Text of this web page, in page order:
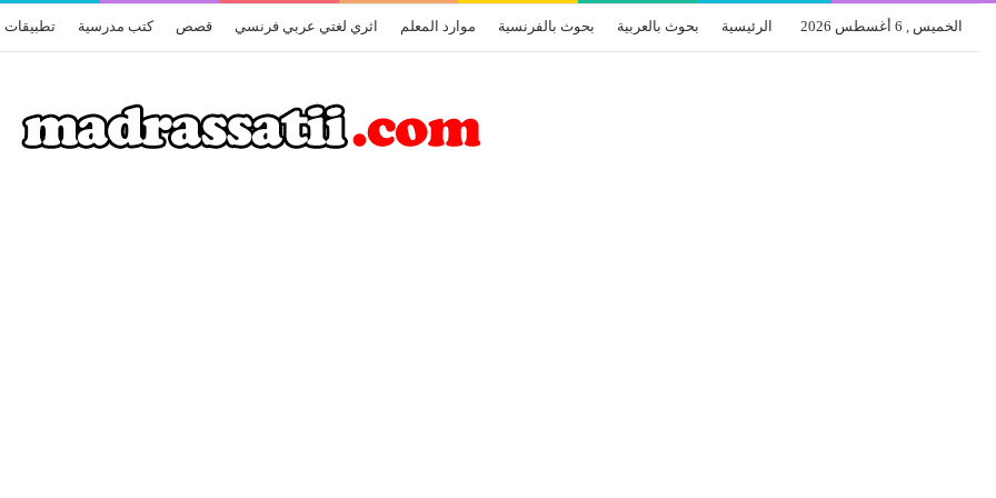
الخميس , 6 أغسطس 2026 الرئيسية بحوث بالعربية بحوث بالفرنسية موارد المعلم اثري لغتي عربي فرنسي قصص كتب مدرسية تطبيقات